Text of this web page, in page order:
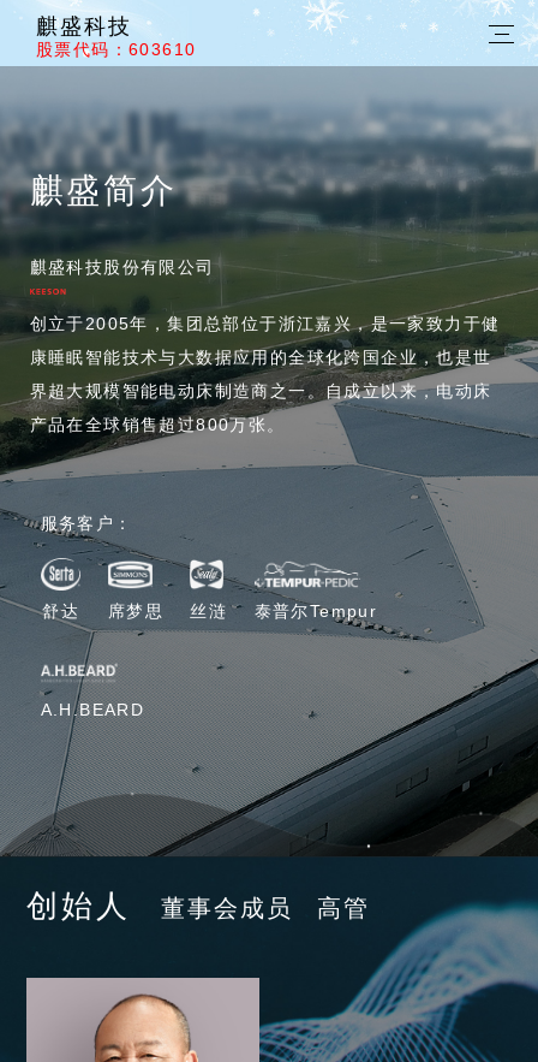
麒盛科技
股票代码：603610
麒盛简介
麒盛科技股份有限公司
创立于2005年，集团总部位于浙江嘉兴，是一家致力于健
康睡眠智能技术与大数据应用的全球化跨国企业，也是世
界超大规模智能电动床制造商之一。自成立以来，电动床
产品在全球销售超过800万张。
服务客户：
舒达 席梦思 丝涟 泰普尔Tempur
A.H.BEARD
创始人 董事会成员 高管